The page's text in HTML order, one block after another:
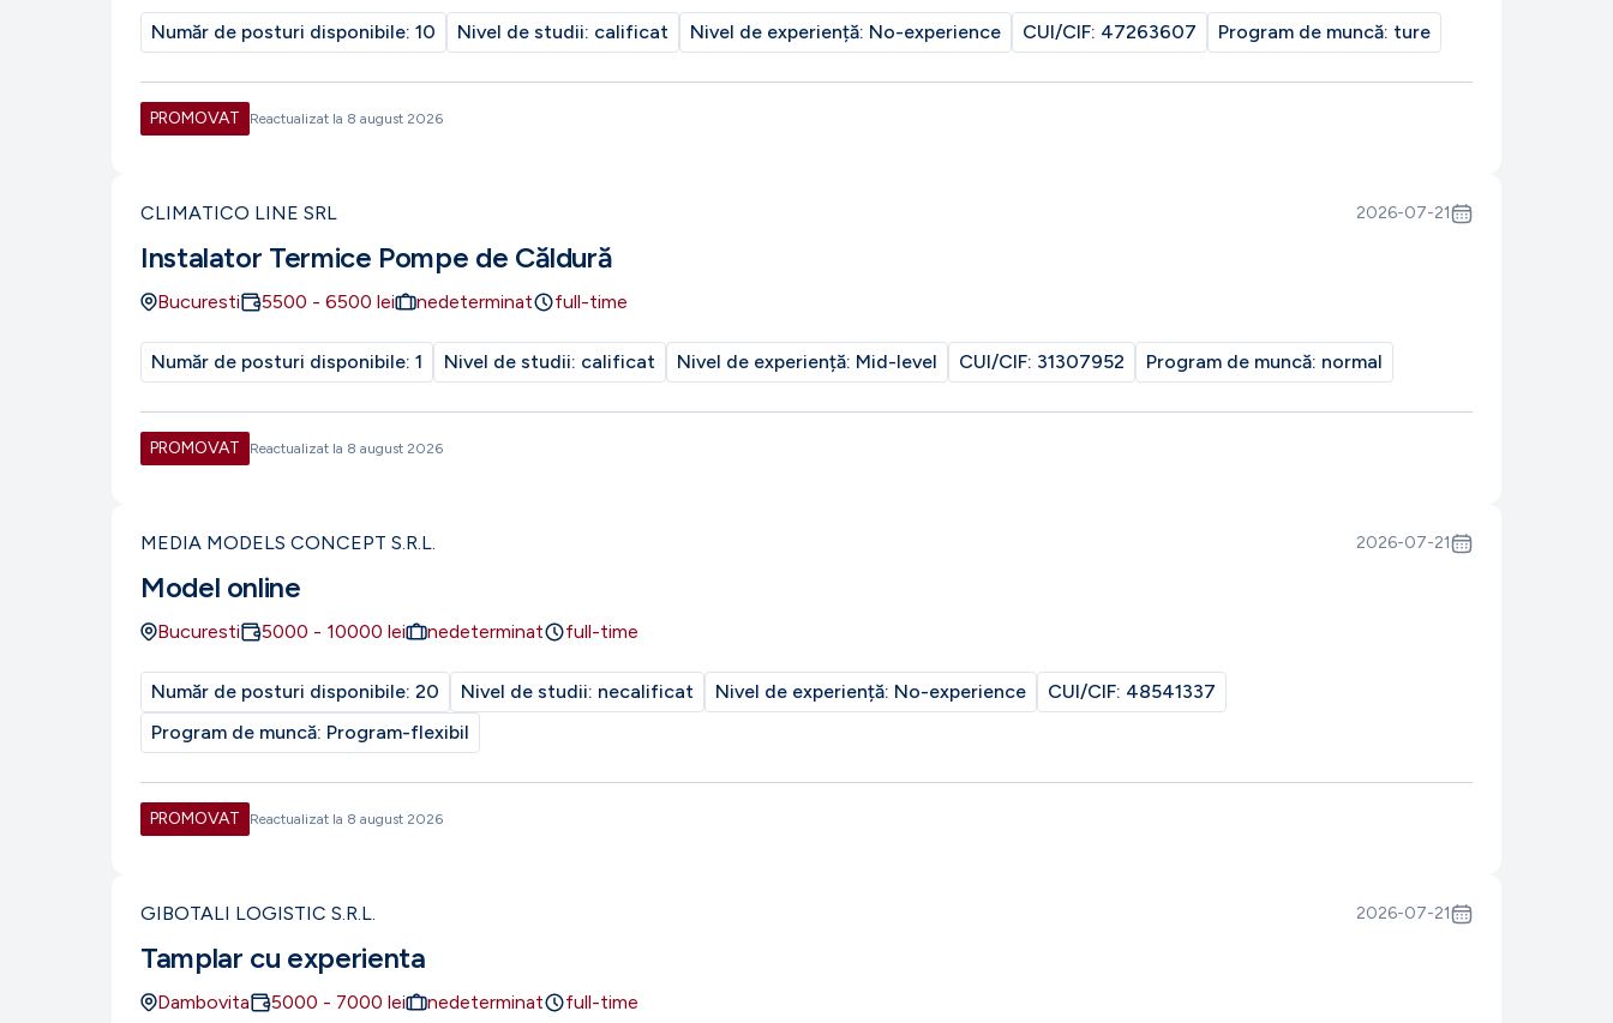
Număr de posturi disponibile: 10 Nivel de studii: calificat Nivel de experiență: No-experience CUI/CIF: 47263607 Program de muncă: ture
PROMOVAT Reactualizat la 8 august 2026
CLIMATICO LINE SRL 2026-07-21
Instalator Termice Pompe de Căldură
Bucuresti 5500 - 6500 lei nedeterminat full-time
Număr de posturi disponibile: 1 Nivel de studii: calificat Nivel de experiență: Mid-level CUI/CIF: 31307952 Program de muncă: normal
PROMOVAT Reactualizat la 8 august 2026
MEDIA MODELS CONCEPT S.R.L. 2026-07-21
Model online
Bucuresti 5000 - 10000 lei nedeterminat full-time
Număr de posturi disponibile: 20 Nivel de studii: necalificat Nivel de experiență: No-experience CUI/CIF: 48541337
Program de muncă: Program-flexibil
PROMOVAT Reactualizat la 8 august 2026
GIBOTALI LOGISTIC S.R.L. 2026-07-21
Tamplar cu experienta
Dambovita 5000 - 7000 lei nedeterminat full-time